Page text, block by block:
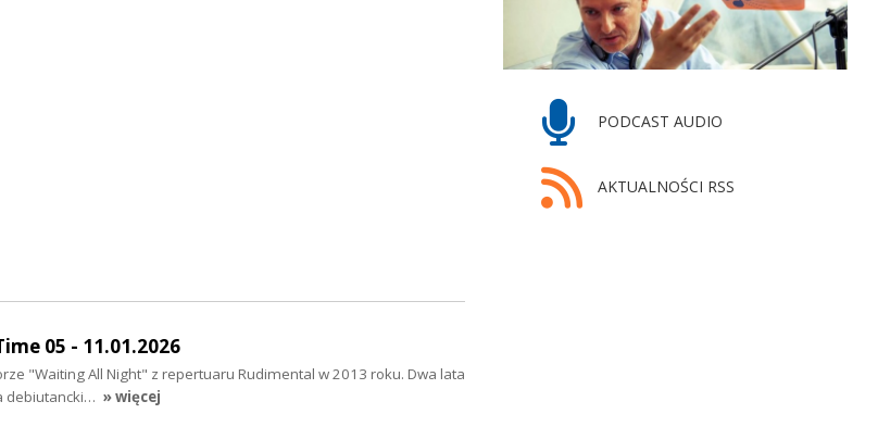
PODCAST AUDIO
AKTUALNOŚCI RSS
05 - 11.01.2026
"Waiting All Night" z repertuaru Rudimental w 2013 roku. Dwa lata
debiutancki… » więcej